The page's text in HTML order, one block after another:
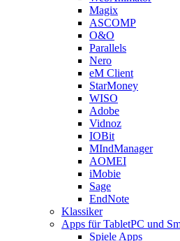
Magix
ASCOMP
O&O
Parallels
Nero
eM Client
StarMoney
WISO
Adobe
Vidnoz
IOBit
MIndManager
AOMEI
iMobie
Sage
EndNote
Klassiker
Apps für TabletPC und
Spiele Apps